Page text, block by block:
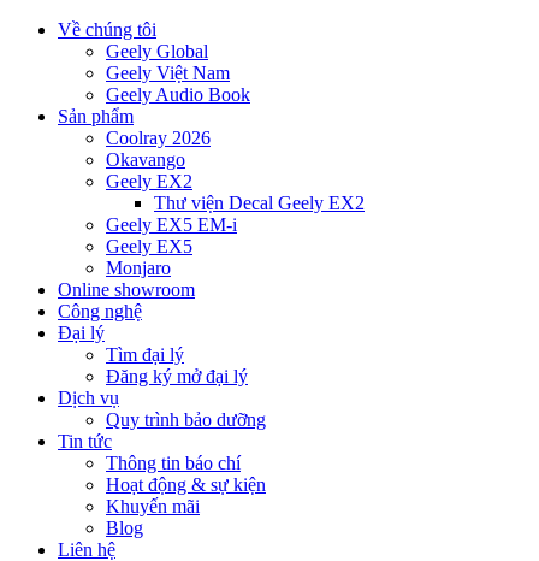
Về chúng tôi
Geely Global
Geely Việt Nam
Geely Audio Book
Sản phẩm
Coolray 2026
Okavango
Geely EX2
Thư viện Decal Geely EX2
Geely EX5 EM-i
Geely EX5
Monjaro
Online showroom
Công nghệ
Đại lý
Tìm đại lý
Đăng ký mở đại lý
Dịch vụ
Quy trình bảo dưỡng
Tin tức
Thông tin báo chí
Hoạt động & sự kiện
Khuyến mãi
Blog
Liên hệ